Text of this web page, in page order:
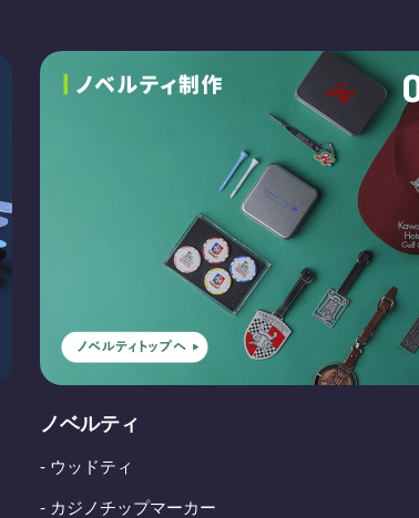
ノベルティ
- ウッドティ
- カジノチップマーカー